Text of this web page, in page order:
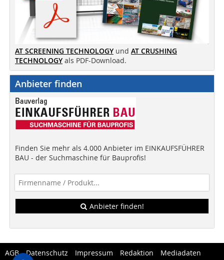
AT SCREENING TECHNOLOGY und AT CRUSHING
TECHNOLOGY als PDF-Download.
Anbieter finden
Finden Sie mehr als 4.000 Anbieter im EINKAUFSFÜHRER
BAU - der Suchmaschine für Bauprofis!
Anbieter finden!
AGB Datenschutz Impressum Redaktion
Mediadaten